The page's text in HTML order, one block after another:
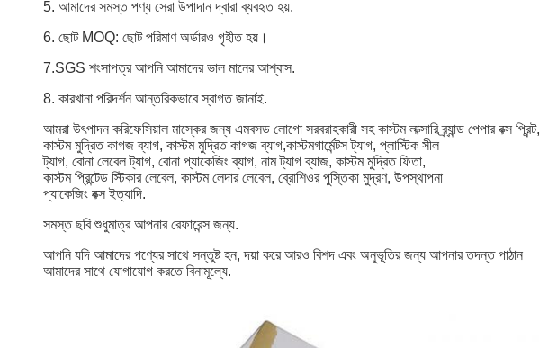
5. আমাদের সমস্ত পণ্য সেরা উপাদান দ্বারা ব্যবহৃত হয়.
6. ছোট MOQ: ছোট পরিমাণ অর্ডারও গৃহীত হয়।
7.SGS শংসাপত্র আপনি আমাদের ভাল মানের আশ্বাস.
8. কারখানা পরিদর্শন আন্তরিকভাবে স্বাগত জানাই.
আমরা উৎপাদন করিফেসিয়াল মাস্কের জন্য এমবসড লোগো সরবরাহকারী সহ কাস্টম লাক্সারি ব্র্যান্ড পেপার বক্স প্রিন্ট,
কাস্টম মুদ্রিত কাগজ ব্যাগ, কাস্টম মুদ্রিত কাগজ ব্যাগ,কাস্টমগার্মেন্টস ট্যাগ, প্লাস্টিক সীল
ট্যাগ, বোনা লেবেল ট্যাগ, বোনা প্যাকেজিং ব্যাগ, নাম ট্যাগ ব্যাজ, কাস্টম মুদ্রিত ফিতা,
কাস্টম প্রিন্টেড স্টিকার লেবেল, কাস্টম লেদার লেবেল, ব্রোশিওর পুস্তিকা মুদ্রণ, উপস্থাপনা
প্যাকেজিং বক্স ইত্যাদি.
সমস্ত ছবি শুধুমাত্র আপনার রেফারেন্স জন্য.
আপনি যদি আমাদের পণ্যের সাথে সন্তুষ্ট হন, দয়া করে আরও বিশদ এবং অনুভূতির জন্য আপনার তদন্ত পাঠান
আমাদের সাথে যোগাযোগ করতে বিনামূল্যে.